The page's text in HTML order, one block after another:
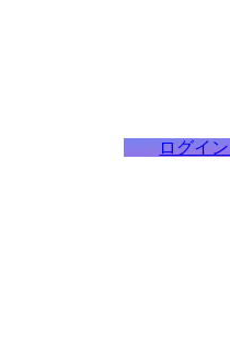
ログイ